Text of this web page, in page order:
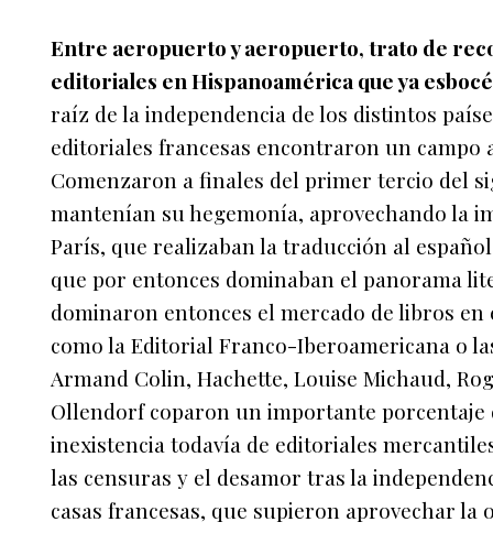
Entre aeropuerto y aeropuerto, trato de
editoriales en Hispanoamérica que ya
raíz de la independencia de los distintos
editoriales francesas encontraron un campo
Comenzaron a finales del primer tercio del
mantenían su hegemonía, aprovechando la
París, que realizaban la traducción al
que por entonces dominaban el panorama
dominaron entonces el mercado de libros
como la Editorial Franco-Iberoamericana o
Armand Colin, Hachette, Louise Michaud,
Ollendorf coparon un importante porcentaje
inexistencia todavía de editoriales
las censuras y el desamor tras la
casas francesas, que supieron aprovechar la